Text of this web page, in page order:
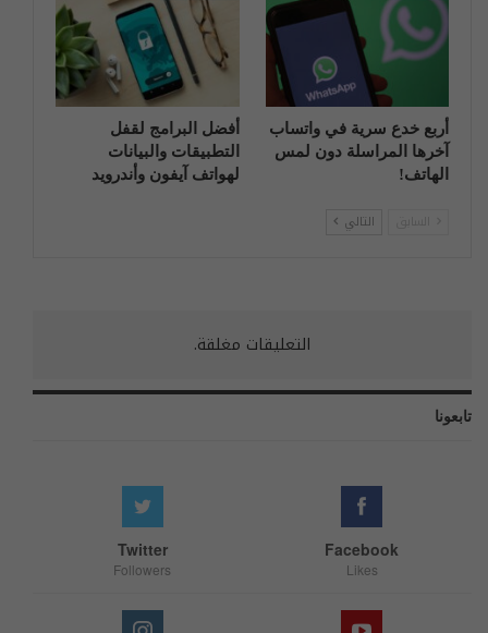
أربع خدع سرية في واتساب
آخرها المراسلة دون لمس
الهاتف!
أفضل البرامج لقفل
التطبيقات والبيانات
لهواتف آيفون وأندرويد
التالي
التعليقات مغلقة.
تابعونا
Facebook
Likes
Twitter
Followers